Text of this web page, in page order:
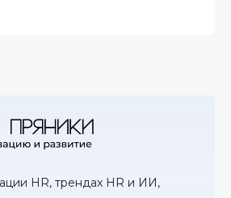
HR, трендах HR и ИИ,